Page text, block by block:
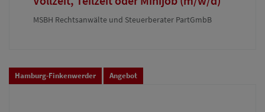
MSBH Rechtsanwälte und Steuerberater PartGmbB
Hamburg-Finkenwerder Angebot